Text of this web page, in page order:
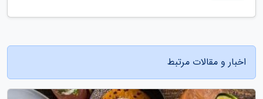
اخبار و مقالات مرتبط